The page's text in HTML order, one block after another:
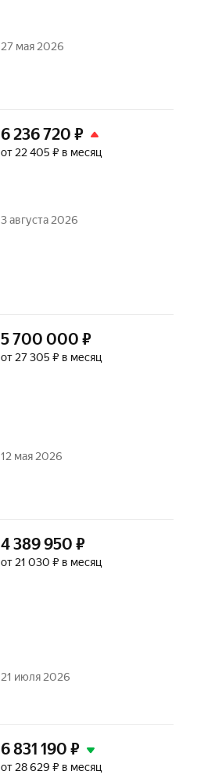
27 мая 2026
6 236 720 ₽
от 22 405 ₽ в месяц
3 августа 2026
5 700 000 ₽
от 27 305 ₽ в месяц
12 мая 2026
4 389 950 ₽
от 21 030 ₽ в месяц
21 июля 2026
6 831 190 ₽
от 28 629 ₽ в месяц